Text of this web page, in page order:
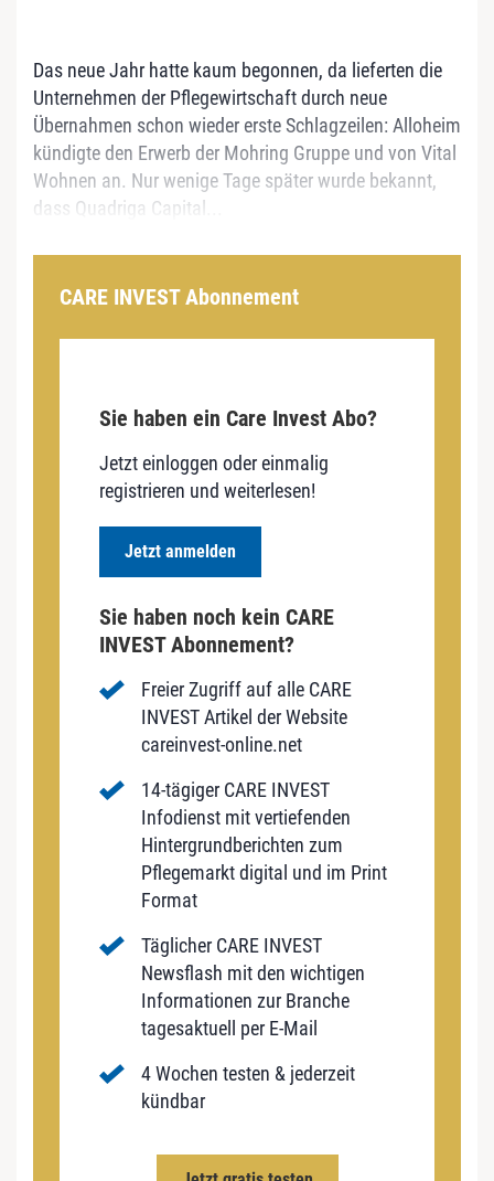
Das neue Jahr hatte kaum begonnen, da lieferten die
Unternehmen der Pflegewirtschaft durch neue
Übernahmen schon wieder erste Schlagzeilen: Alloheim
kündigte den Erwerb der Mohring Gruppe und von Vital
Wohnen an. Nur wenige Tage später wurde bekannt,
dass Quadriga Capital...
CARE INVEST Abonnement
Sie haben ein Care Invest Abo?
Jetzt einloggen oder einmalig
registrieren und weiterlesen!
Jetzt anmelden
Sie haben noch kein CARE
INVEST Abonnement?
Freier Zugriff auf alle CARE
INVEST Artikel der Website
careinvest-online.net
14-tägiger CARE INVEST
Infodienst mit vertiefenden
Hintergrundberichten zum
Pflegemarkt digital und im Print
Format
Täglicher CARE INVEST
Newsflash mit den wichtigen
Informationen zur Branche
tagesaktuell per E-Mail
4 Wochen testen & jederzeit
kündbar